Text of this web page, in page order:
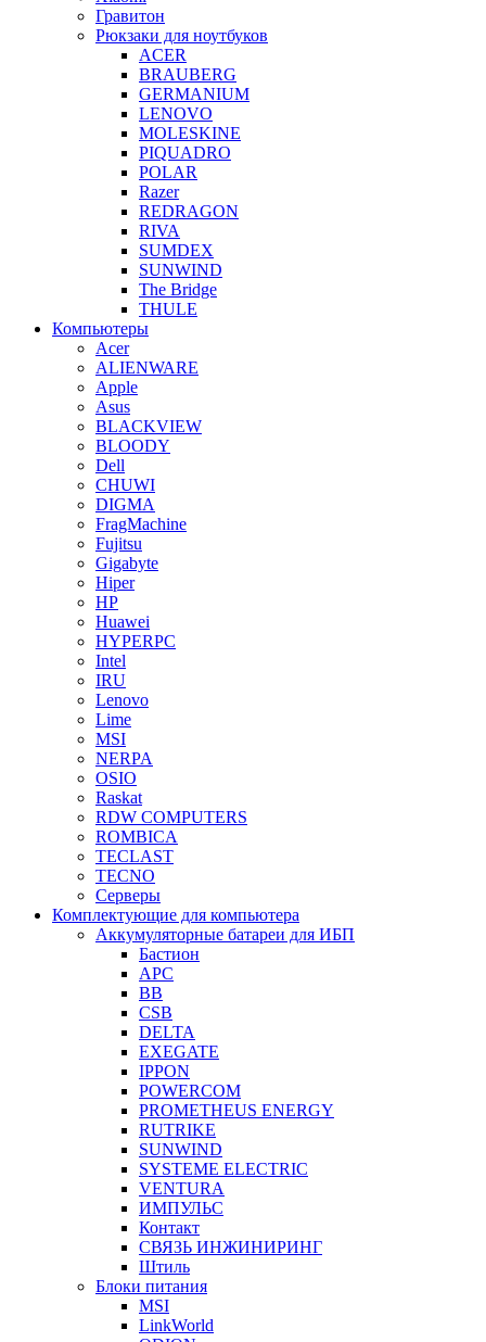
Гравитон
Рюкзаки для ноутбуков
ACER
BRAUBERG
GERMANIUM
LENOVO
MOLESKINE
PIQUADRO
POLAR
Razer
REDRAGON
RIVA
SUMDEX
SUNWIND
The Bridge
THULE
Компьютеры
Acer
ALIENWARE
Apple
Asus
BLACKVIEW
BLOODY
Dell
CHUWI
DIGMA
FragMachine
Fujitsu
Gigabyte
Hiper
HP
Huawei
HYPERPC
Intel
IRU
Lenovo
Lime
MSI
NERPA
OSIO
Raskat
RDW COMPUTERS
ROMBICA
TECLAST
TECNO
Серверы
Комплектующие для компьютера
Аккумуляторные батареи для ИБП
Бастион
APC
BB
CSB
DELTA
EXEGATE
IPPON
POWERCOM
PROMETHEUS ENERGY
RUTRIKE
SUNWIND
SYSTEME ELECTRIC
VENTURA
ИМПУЛЬС
Контакт
СВЯЗЬ ИНЖИНИРИНГ
Штиль
Блоки питания
MSI
LinkWorld